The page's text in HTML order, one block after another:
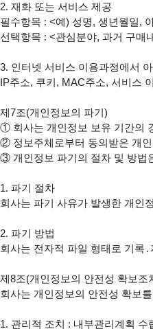
2. 재화 또는 서비스 제공
필수항목 : <예) 성명, 생년월일,
선택항목 : <관심분야, 과거 구매
3. 인터넷 서비스 이용과정에서
IP주소, 쿠키, MAC주소, 서비스
제7조(개인정보의 파기)
① 회사는 개인정보 보유 기간의
② 정보주체로부터 동의받은 개
③ 개인정보 파기의 절차 및 방법
1. 파기 절차
회사는 파기 사유가 발생한 개인
2. 파기 방법
회사는 전자적 파일 형태로 기록
제8조(개인정보의 안전성 확보조
회사는 개인정보의 안전성 확보
1. 관리적 조치 : 내부관리계획